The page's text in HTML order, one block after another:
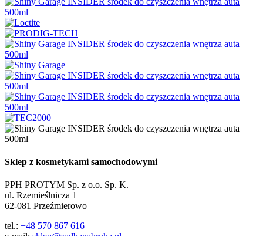
Sklep z kosmetykami samochodowymi
PPH PROTYM Sp. z o.o. Sp. K.
ul. Rzemieślnicza 1
62-081 Przeźmierowo
tel.: +48 570 867 616